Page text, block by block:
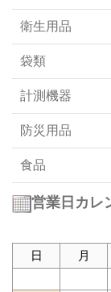
衛生用品
袋類
計測機器
防災用品
食品
営業日カレ
日 月